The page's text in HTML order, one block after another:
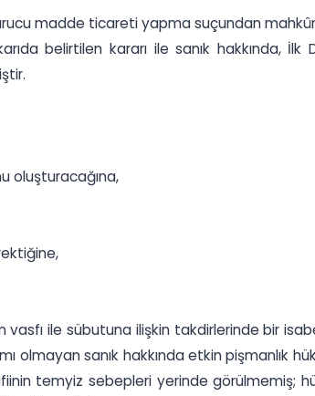
madde ticareti yapma suçundan
belirtilen kararı ile sanık hakkında, İlk
oluşturacağına,
ile sübutuna ilişkin takdirlerinde bir
olmayan sanık hakkında etkin pişmanlık
temyiz sebepleri yerinde görülmemiş;